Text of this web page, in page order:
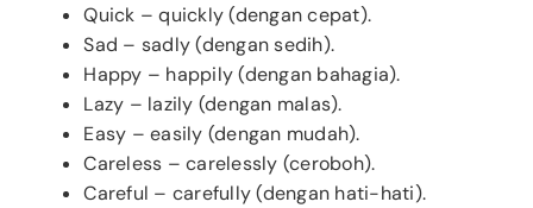
Quick – quickly (dengan cepat).
Sad – sadly (dengan sedih).
Happy – happily (dengan bahagia).
Lazy – lazily (dengan malas).
Easy – easily (dengan mudah).
Careless – carelessly (ceroboh).
Careful – carefully (dengan hati-hati).